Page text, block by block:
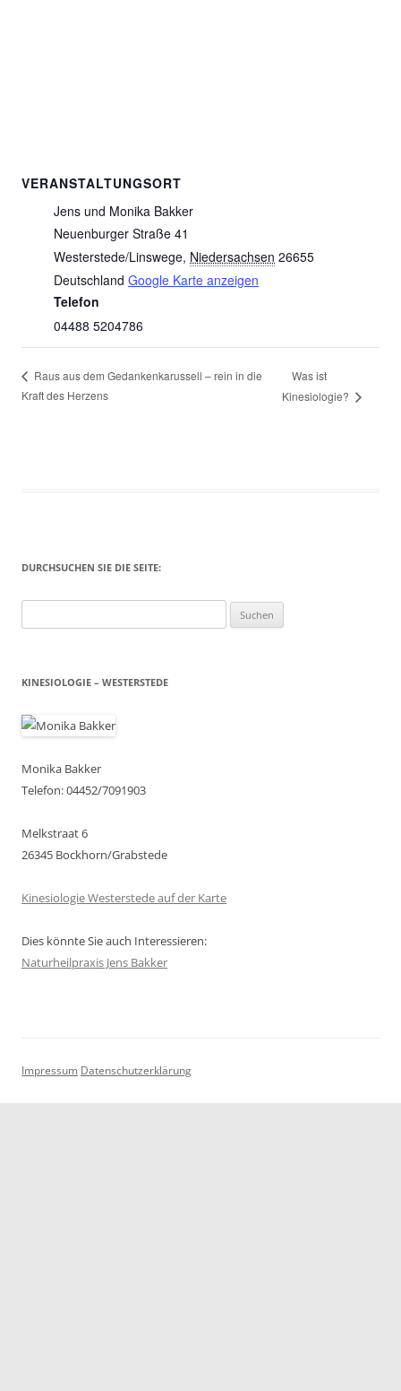
VERANSTALTUNGSORT
Jens und Monika Bakker
Neuenburger Straße 41
Westerstede/Linswege, Niedersachsen 26655
Deutschland Google Karte anzeigen
Telefon
04488 5204786
Raus aus dem Gedankenkarussell – rein in die
Kraft des Herzens
Was ist
Kinesiologie?
DURCHSUCHEN SIE DIE SEITE:
nach:
KINESIOLOGIE – WESTERSTEDE
Monika Bakker
Telefon: 04452/7091903
Melkstraat 6
26345 Bockhorn/Grabstede
Kinesiologie Westerstede auf der Karte
Dies könnte Sie auch Interessieren:
Naturheilpraxis Jens Bakker
Impressum Datenschutzerklärung